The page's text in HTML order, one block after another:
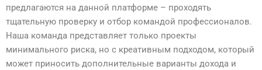
предлагаются на данной платформе – проходять
тщательную проверку и отбор командой профессионалов.
Наша команда представляет только проекты
минимального риска, но с креативным подходом, который
может приносить дополнительные варианты дохода и